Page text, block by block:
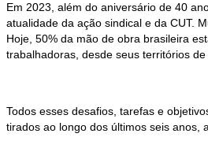
Em 2023, além do aniversário de 40
atualidade da ação sindical e da CUT.
Hoje, 50% da mão de obra brasileira
trabalhadoras, desde seus territórios
Todos esses desafios, tarefas e
tirados ao longo dos últimos seis anos,